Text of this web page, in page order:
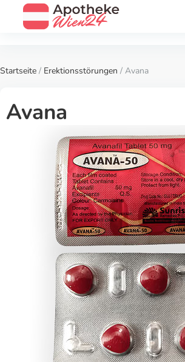
Startseite / Erektionsstörungen / Avana
Avana